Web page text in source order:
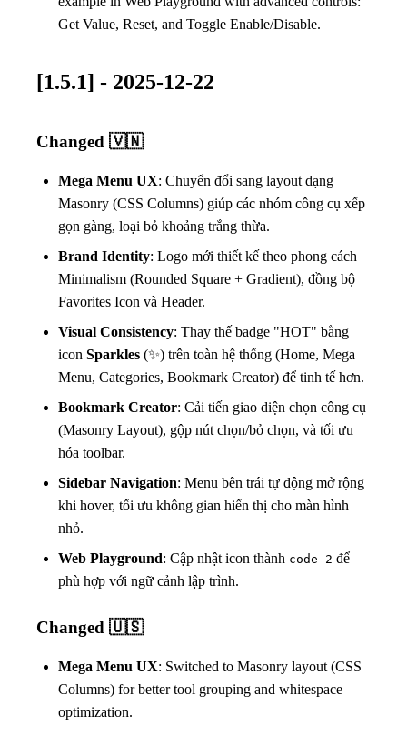
Get Value, Reset, and Toggle Enable/Disable.
[1.5.1] - 2025-12-22
Changed 🇻🇳
Mega Menu UX: Chuyển đổi sang layout dạng
Masonry (CSS Columns) giúp các nhóm công cụ xếp
gọn gàng, loại bỏ khoảng trắng thừa.
Brand Identity: Logo mới thiết kế theo phong cách
Minimalism (Rounded Square + Gradient), đồng bộ
Favorites Icon và Header.
Visual Consistency: Thay thế badge "HOT" bằng
icon Sparkles (✨) trên toàn hệ thống (Home, Mega
Menu, Categories, Bookmark Creator) để tinh tế hơn.
Bookmark Creator: Cải tiến giao diện chọn công cụ
(Masonry Layout), gộp nút chọn/bỏ chọn, và tối ưu
hóa toolbar.
Sidebar Navigation: Menu bên trái tự động mở rộng
khi hover, tối ưu không gian hiển thị cho màn hình
nhỏ.
Web Playground: Cập nhật icon thành code-2 để
phù hợp với ngữ cảnh lập trình.
Changed 🇺🇸
Mega Menu UX: Switched to Masonry layout (CSS
Columns) for better tool grouping and whitespace
optimization.